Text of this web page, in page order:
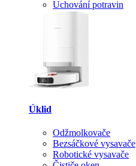
Uchování potravin
Úklid
Odžmolkovače
Bezsáčkové vysavače
Robotické vysavače